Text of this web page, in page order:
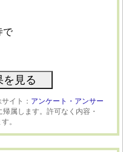
で
イト： アンケート・アンサー
属します。許可なく内容・
。